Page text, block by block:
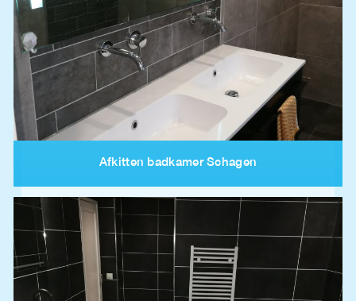
Afkitten badkamer Schagen